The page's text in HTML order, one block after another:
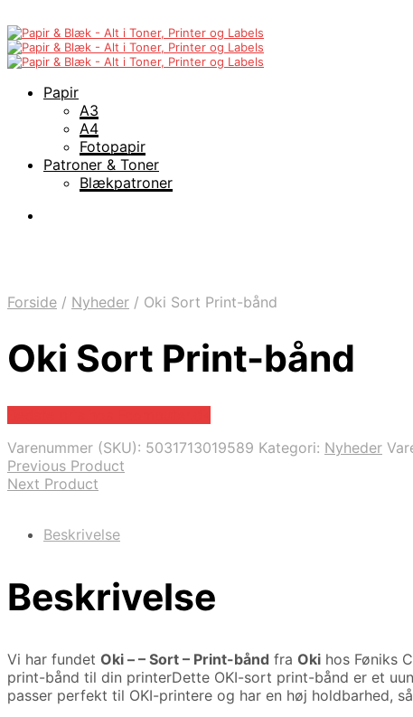
Papir
A3
A4
Fotopapir
Patroner & Toner
Blækpatroner
Forside / Nyheder / Oki Sort Print-bånd
Oki Sort Print-bånd
Varenummer (SKU): 5031713019589 Kategori: Nyheder
Previous Product
Next Product
Beskrivelse
Beskrivelse
Vi har fundet Oki – – Sort – Print-bånd fra Oki hos Føniks
print-bånd til din printerDette OKI-sort print-bånd er et
passer perfekt til OKI-printere og har en høj holdbarhed,